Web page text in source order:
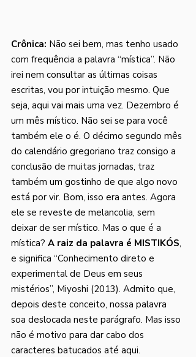
Crônica: Não sei bem, mas tenho usado
com frequência a palavra “mística”. Não
irei nem consultar as últimas coisas
escritas, vou por intuição mesmo. Que
seja, aqui vai mais uma vez. Dezembro é
um mês místico. Não sei se para você
também ele o é. O décimo segundo mês
do calendário gregoriano traz consigo a
conclusão de muitas jornadas, traz
também um gostinho de que algo novo
está por vir. Bom, isso era antes. Agora
ele se reveste de melancolia, sem
deixar de ser místico. Mas o que é a
mística? A raiz da palavra é MISTIKÓS,
e significa “Conhecimento direto e
experimental de Deus em seus
mistérios”, Miyoshi (2013). Admito que,
depois deste conceito, nossa palavra
soa deslocada neste parágrafo. Mas isso
não é motivo para dar cabo dos
caracteres batucados até aqui.